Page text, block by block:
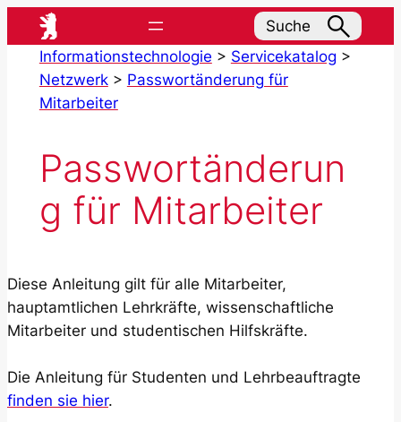
Inhalt
springen
Suche
Informationstechnologie > Servicekatalog >
Netzwerk> Passwortänderung für
Mitarbeiter
Passwortänderun
g für Mitarbeiter
Diese Anleitung gilt für alle Mitarbeiter,
hauptamtlichen Lehrkräfte, wissenschaftliche
Mitarbeiter und studentischen Hilfskräfte.
Die Anleitung für Studenten und Lehrbeauftragte
finden sie hier.